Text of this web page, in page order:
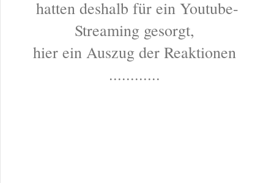
hatten deshalb für ein Youtube-
Streaming gesorgt,
hier ein Auszug der Reaktionen
............